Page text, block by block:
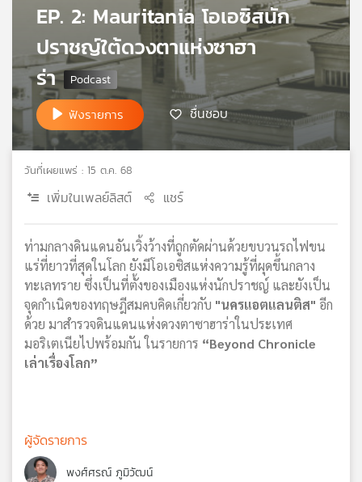
วิทยุ
ไทย
พี
แผนที่
เครือ
ข่าย
EP. 2: Mauritania โอเอซิสนัก
ปราชญ์ใต้ดวงตาแห่งซาฮา
ร่า
ฟังรายการ ชื่นชอบ
วันที่เผยแพร่ : 15 ต.ค. 68
เพิ่มในเพลย์ลิสต์ แชร์
ท่ามกลางดินแดนอันเวิ้งว้างที่ถูกตัดผ่านด้วยขบวนรถไฟขน
แร่ที่ยาวที่สุดในโลก ยังมีโอเอซิสแห่งความรู้ที่ผุดขึ้นกลาง
ทะเลทราย ซึ่งเป็นที่ตั้งของเมืองแห่งนักปราชญ์ และยังเป็น
จุดกำเนิดของทฤษฎีสมคบคิดเกี่ยวกับ "นครแอตแลนติส" อีก
ด้วย มาสำรวจดินแดนแห่งดวงตาซาฮาร่าในประเทศ
มอริเตเนียไปพร้อมกัน ในรายการ “Beyond Chronicle
เล่าเรื่องโลก”
ผู้จัดรายการ
พงศ์ศรณ์ ภูมิวัฒน์